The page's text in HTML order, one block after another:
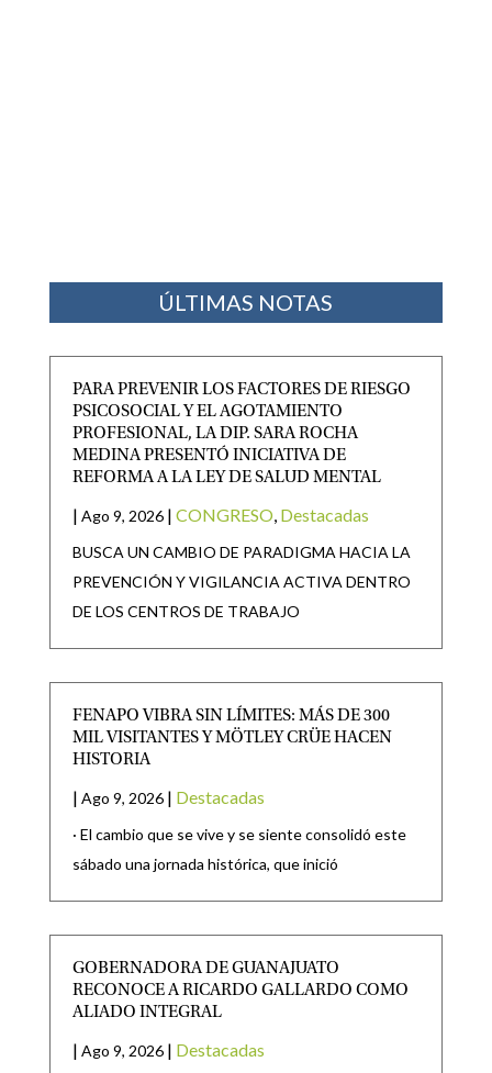
ÚLTIMAS NOTAS
PARA PREVENIR LOS FACTORES DE RIESGO
PSICOSOCIAL Y EL AGOTAMIENTO
PROFESIONAL, LA DIP. SARA ROCHA
MEDINA PRESENTÓ INICIATIVA DE
REFORMA A LA LEY DE SALUD MENTAL
| Ago 9, 2026 | CONGRESO, Destacadas
BUSCA UN CAMBIO DE PARADIGMA HACIA LA
PREVENCIÓN Y VIGILANCIA ACTIVA DENTRO
DE LOS CENTROS DE TRABAJO
FENAPO VIBRA SIN LÍMITES: MÁS DE 300
MIL VISITANTES Y MÖTLEY CRÜE HACEN
HISTORIA
| Ago 9, 2026 | Destacadas
· El cambio que se vive y se siente consolidó este
sábado una jornada histórica, que inició
GOBERNADORA DE GUANAJUATO
RECONOCE A RICARDO GALLARDO COMO
ALIADO INTEGRAL
| Ago 9, 2026 | Destacadas